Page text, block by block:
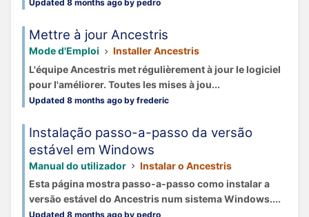
Updated 8 months ago by pedro
Mettre à jour Ancestris
Mode d'Emploi
Installer Ancestris
L'équipe Ancestris met régulièrement à jour le logiciel
pour l'améliorer. Toutes les mises à jou...
Updated 8 months ago by frederic
Instalação passo-a-passo da versão
estável em Windows
Manual do utilizador
Instalar o Ancestris
Esta página mostra passo-a-passo como instalar a
versão estável do Ancestris num sistema Windows....
Updated 8 months ago by pedro